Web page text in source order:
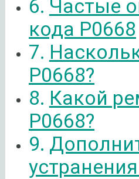
Частые
кода P0668
P0668?
Какой
P0668?